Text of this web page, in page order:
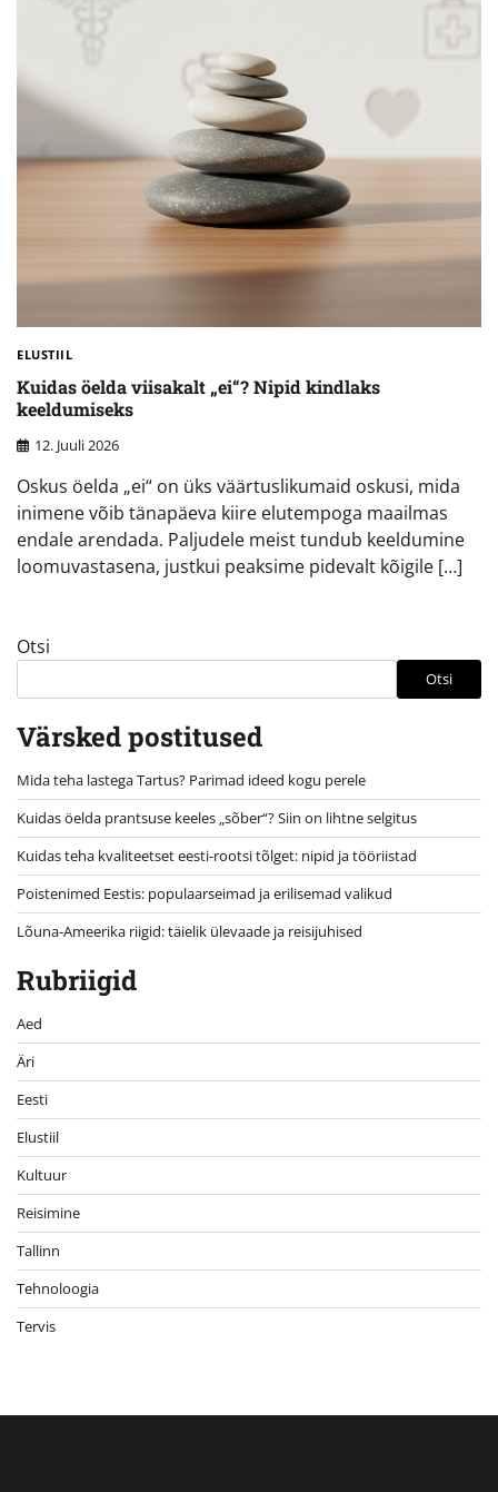
ELUSTIIL
Kuidas öelda viisakalt „ei“? Nipid kindlaks
keeldumiseks
12. Juuli 2026
Oskus öelda „ei“ on üks väärtuslikumaid oskusi, mida
inimene võib tänapäeva kiire elutempoga maailmas
endale arendada. Paljudele meist tundub keeldumine
loomuvastasena, justkui peaksime pidevalt kõigile […]
Otsi
Otsi
Värsked postitused
Mida teha lastega Tartus? Parimad ideed kogu perele
Kuidas öelda prantsuse keeles „sõber“? Siin on lihtne selgitus
Kuidas teha kvaliteetset eesti-rootsi tõlget: nipid ja tööriistad
Poistenimed Eestis: populaarseimad ja erilisemad valikud
Lõuna-Ameerika riigid: täielik ülevaade ja reisijuhised
Rubriigid
Aed
Äri
Eesti
Elustiil
Kultuur
Reisimine
Tallinn
Tehnoloogia
Tervis